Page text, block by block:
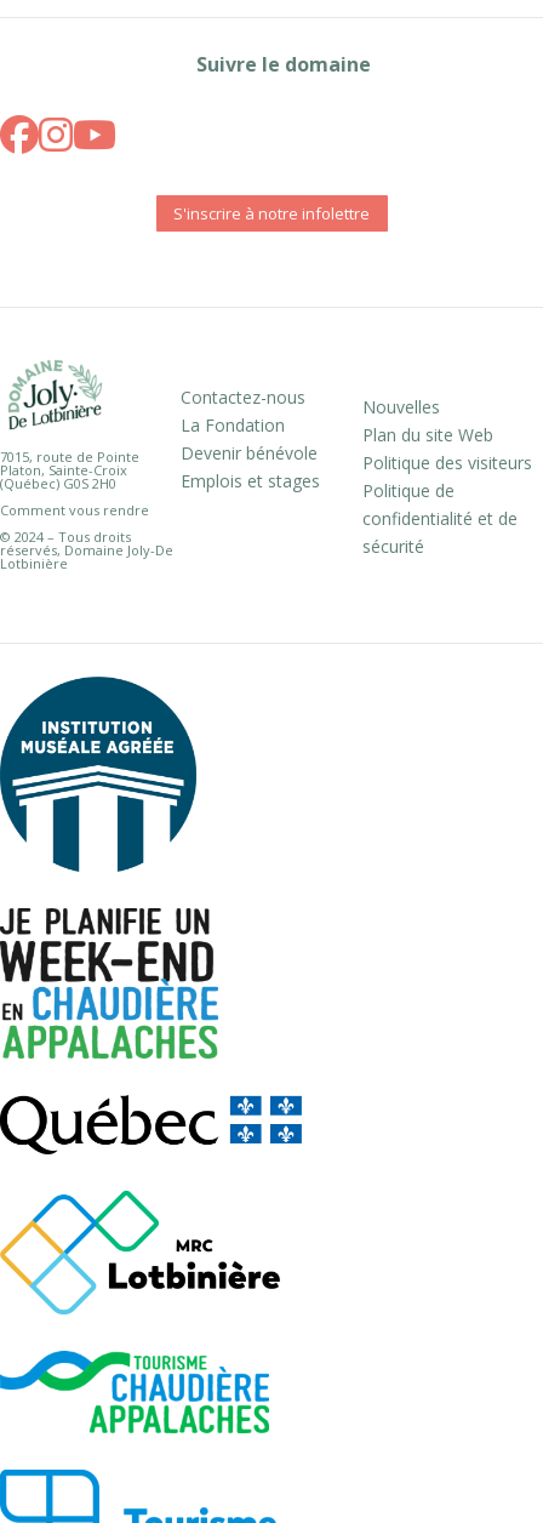
Suivre le domaine
S'inscrire à notre infolettre
7015, route de Pointe
Platon, Sainte-Croix
(Québec) G0S 2H0
Comment vous rendre
© 2024 – Tous droits
réservés, Domaine Joly-De
Lotbinière
Contactez-nous
La Fondation
Devenir bénévole
Emplois et stages
Nouvelles
Plan du site Web
Politique des visiteurs
Politique de
confidentialité et de
sécurité